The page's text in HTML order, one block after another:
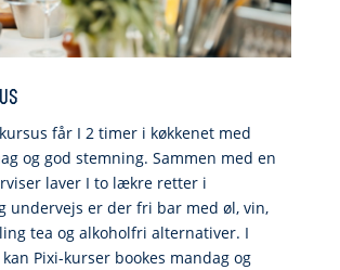
får I 2 timer i køkkenet med
og god stemning. Sammen med en
laver I to lækre retter i
undervejs er der fri bar med øl, vin,
tea og alkoholfri alternativer. I
Pixi-kurser bookes mandag og